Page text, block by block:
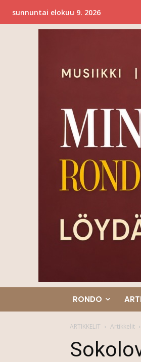
sunnuntai elokuu 9. 2026
RONDO
ARTIKKELIT Artikkelit